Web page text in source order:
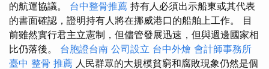
的航運協議。 台中整骨推薦 持有人必須出示船東或其代表
的書面確認，證明持有人將在挪威港口的船舶上工作。 目
前雖然實行君主立憲制，但儘管發展迅速，但與週邊國家相
比仍落後。 台胞證台南 公司設立 台中外燴 會計師事務所
臺中 整骨 推薦 人民群眾的大規模貧窮和腐敗現象仍然是個